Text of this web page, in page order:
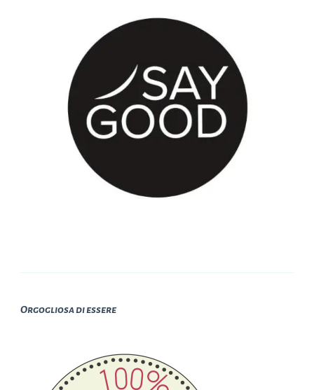
Orgogliosa di essere